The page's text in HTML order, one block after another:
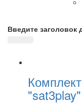
Введите заголовок
"sat3play"